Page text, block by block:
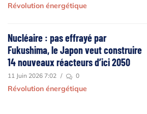
Révolution énergétique
Nucléaire : pas effrayé par
Fukushima, le Japon veut construire
14 nouveaux réacteurs d’ici 2050
11 Juin 2026 7:02 / 0
Révolution énergétique